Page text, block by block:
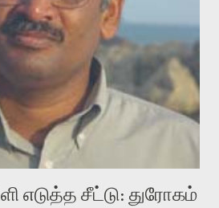
கோயில் கருவறையின்
படக்கருவியை இயக்கி சாத்தி
அறிவோம். அறிதல் அபச்சாரமில்லை.
பொயடிக்ஸ் எனும் சமகால
கருவி. இக்கருவியை மனுஷ்யபுத்திரனின்
ஒரு கவிதையில் சொருகப் போகிறோம்.
அன்றாட மொழியில் ஒன்று ம...
எடுத்த சீட்டு: துரோகம்